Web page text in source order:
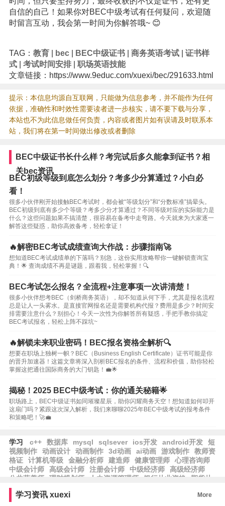
自信的自己！如果你对BEC中级考试有任何疑问，欢迎随
时留言互动，我会第一时间为你解答哦~ 😊
TAG： 教育| bec| BEC中级证书| 商务英语考试| 证书样
式| 考试时间安排| 职场英语技能
文章链接：https://www.9educ.com/xuexi/bec/291633.html
提示：本信息均源自互联网，只能做为信息参考，并不能作为任何
依据，准确性和时效性需要读者进一步核实，请不要下载与分享，
本站也不为此信息做任何负责，内容或者图片如有误请及时联系本
站，我们将在第一时间做出修改或者删除
BEC中级证书长什么样？考完试后多久能拿到证书？相
关bec资讯
BEC初级等级到底怎么划分？考多少分算通过？小白必
看！
很多小伙伴刚开始接触BEC考试时，都会被“等级划分”和“分数标准”搞晕头。
BEC初级到底有多少个等级？考多少分才算通过？不同等级对应的实际能力是
什么？这些问题如果不搞清楚，很容易在备考中走弯路。今天就来为大家逐一
解答这些疑惑，助你高效备考，轻松拿证！
🔥解密BEC考试成绩查询大作战：步骤指南🚀
想知道BEC考试成绩单的下落吗？别急，这份实用攻略帮你一键解锁查询宝
典！🌟 查询成绩不再是谜题，跟着我，轻松掌握！🔍
BEC考试怎么报名？全流程+注意事项一次讲清楚！
很多小伙伴想考BEC（剑桥商务英语），却不知道从何下手，尤其是报名流程
总是让人一头雾水。是直接官网报名还是需要机构代报？费用是多少？时间安
排需要注意什么？别担心！今天一次性为你解答所有疑惑，手把手教你搞定
BEC考试报名，轻松上阵不踩坑~
🔥解锁未来职业密码！BEC报名资格全解析🔍
想要在职场上独树一帜？BEC（Business English Certificate）证书可能是你
的晋升加速器！这篇文章将深入剖析BEC报名的条件、流程和价值，助你轻松
掌握这把通往国际商务的大门钥匙！💼🌟
揭秘！2025 BEC中级考试：你的通关秘籍🌟
职场路上，BEC中级证书如同璀璨星辰，助你闪耀商务天空！想知道如何叩开
这扇门吗？紧跟这次深入解析，我们来聊聊2025年BEC中级考试的报考条件
和策略吧！🚀💼
学习 c++ 数据库 mysql sqlsever ios开发 android开发
短
视频制作
动画设计 动画制作 3d动画 ai动画 游戏制作
教师资
格证
计算机等级 金融分析师 建造师 健康管理师
心理咨询师
中级会计师
高级会计师 注册会计师 中级经济师
高级经济师
公共营养师
理财规划师 人力资源管理师 银行从业资格
期货从
业资格
学习资讯 xuexi More